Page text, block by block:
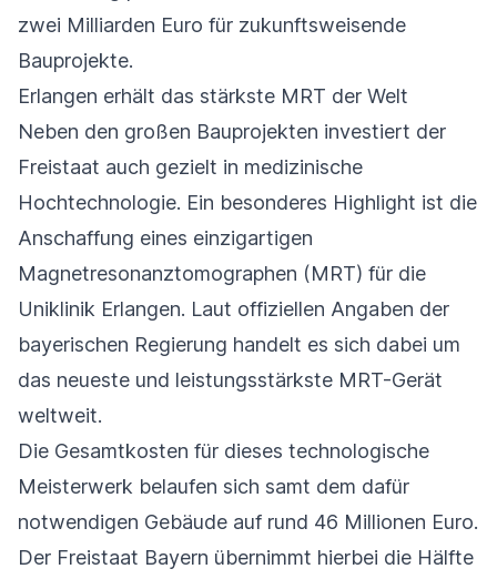
zwei Milliarden Euro für zukunftsweisende
Bauprojekte.
Erlangen erhält das stärkste MRT der Welt
Neben den großen Bauprojekten investiert der
Freistaat auch gezielt in medizinische
Hochtechnologie. Ein besonderes Highlight ist die
Anschaffung eines einzigartigen
Magnetresonanztomographen (MRT) für die
Uniklinik Erlangen. Laut offiziellen Angaben der
bayerischen Regierung handelt es sich dabei um
das neueste und leistungsstärkste MRT-Gerät
weltweit.
Die Gesamtkosten für dieses technologische
Meisterwerk belaufen sich samt dem dafür
notwendigen Gebäude auf rund 46 Millionen Euro.
Der Freistaat Bayern übernimmt hierbei die Hälfte